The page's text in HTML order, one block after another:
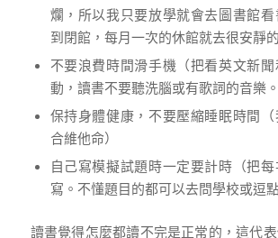
爛，所以我只要放學就會去圖書館
到閉館，每月一次的休館就去很安靜
不要浪費時間滑手機（把看英文新
動，讀書不要聽洗腦或有歌詞的音樂。
保持身體健康，不要壓縮睡眠時間
合維他命）
自己寫模擬試題時一定要計時（把
寫。不懂題目的都可以去問學校或逗點
讀書覺得怎麼都讀不完是正常的，這代